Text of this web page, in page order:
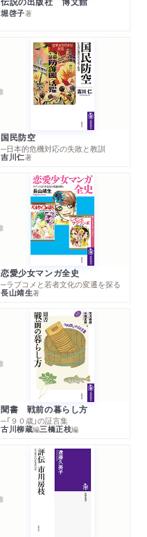
堀啓子著
国民防空
─日本的危機対応の失敗と教訓
吉川仁著
恋愛少女マンガ全史
─ラブコメと若者文化の変遷を探る
長山靖生著
聞書 戦前の暮らし方
─「９０歳」の証言集
古川柳蔵編三橋正枝編